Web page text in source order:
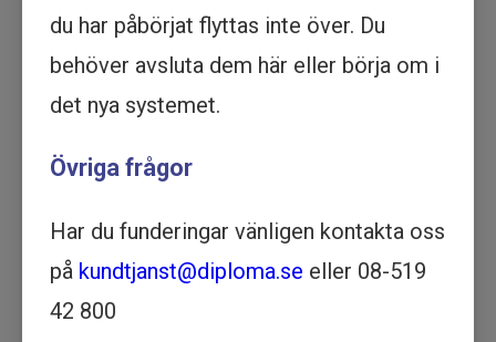
Prova ett delmoment
Lager och logistik - Grundkurs -
Utbildning online
LOGISTIK | 1 TIMME OCH 22
Motsvarar ½ dag lärarledd utbildning
Beskrivning
Bli en expert på Lager och Logistik med vår
du har påbörjat flyttas inte över. Du
behöver avsluta dem här eller börja om i
det nya systemet.
Övriga frågor
Har du funderingar vänligen kontakta oss
på kundtjanst@diploma.se eller 08-519
42 800